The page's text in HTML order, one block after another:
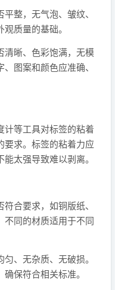
整，无气泡、皱纹、
质量的基础。
晰、色彩饱满，无模
图案和颜色应准确、
等工具对标签的粘着
要求。标签的粘着力应
太强导致难以剥离。
合要求，如铜版纸、
不同的材质适用于不同
、无杂质、无破损。
保符合相关标准。